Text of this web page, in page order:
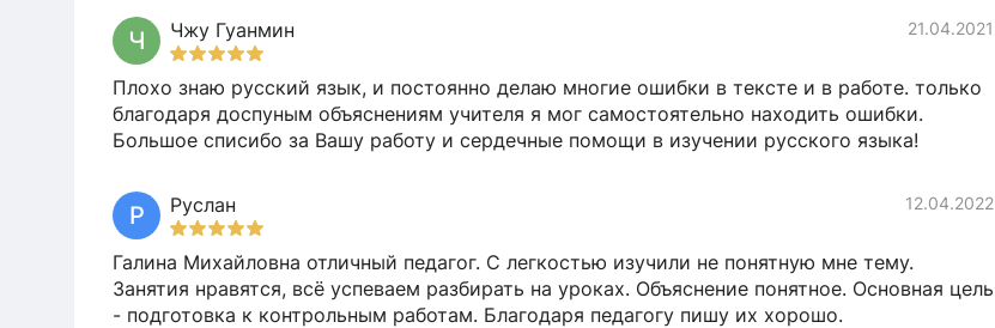
Ч Чжу Гуанмин 21.04.2021
Плохо знаю русский язык, и постоянно делаю многие ошибки в тексте и в работе. только
благодаря доспуным объяснениям учителя я мог самостоятельно находить ошибки.
Большое списибо за Вашу работу и сердечные помощи в изучении русского языка!
Р Руслан 12.04.2022
Галина Михайловна отличный педагог. С легкостью изучили не понятную мне тему.
Занятия нравятся, всё успеваем разбирать на уроках. Объяснение понятное. Основная цель
- подготовка к контрольным работам. Благодаря педагогу пишу их хорошо.